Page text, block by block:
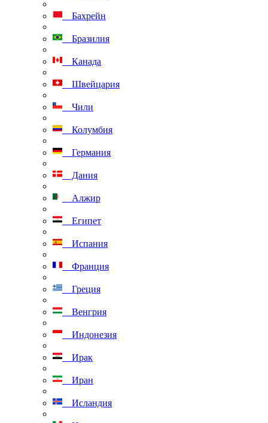
Бахрейн
Бразилия
Канада
Швейцария
Чили
Колумбия
Германия
Дания
Алжир
Египет
Испания
Франция
Греция
Венгрия
Индонезия
Ирак
Иран
Исландия